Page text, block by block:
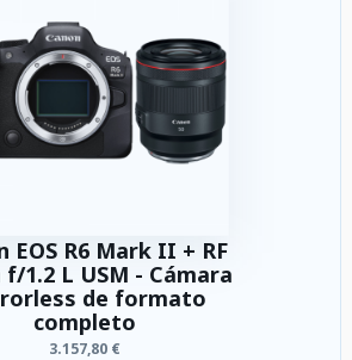
EOS R6 Mark II + RF
f/1.2 L USM - Cámara
de formato
completo
3.157,80 €